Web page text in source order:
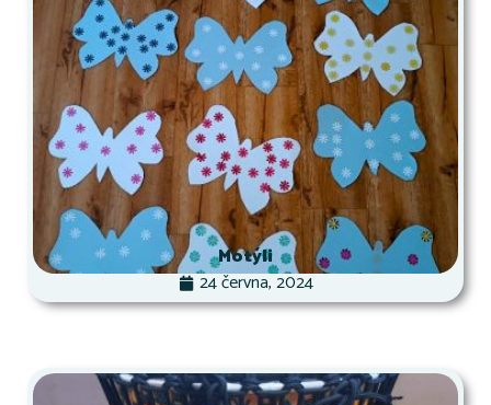
Motýli
24 června, 2024